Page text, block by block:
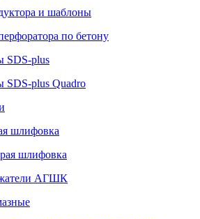
и шаблоны
по бетону
SDS-plus
SDS-plus Quadro
шлифовка
шлифовка
АГШК